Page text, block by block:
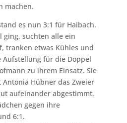
machen.
es nun 3:1 für Haibach.
ging, suchten alle ein
tranken etwas Kühles und
Aufstellung für die Doppel
zu ihrem Einsatz. Sie
Hübner das Zweier
aufeinander abgestimmt,
gegen ihre
6:1.